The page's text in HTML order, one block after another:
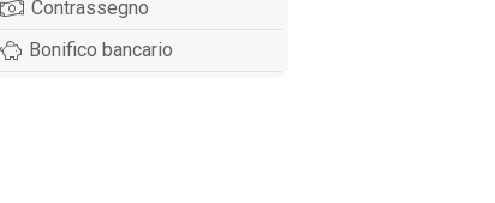
Contrassegno
Bonifico bancario